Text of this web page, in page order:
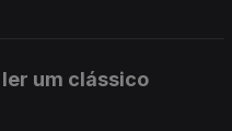
um clássico